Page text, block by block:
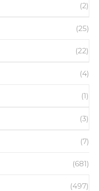
(2)
(25)
(22)
(4)
(1)
(3)
(7)
(681)
(497)